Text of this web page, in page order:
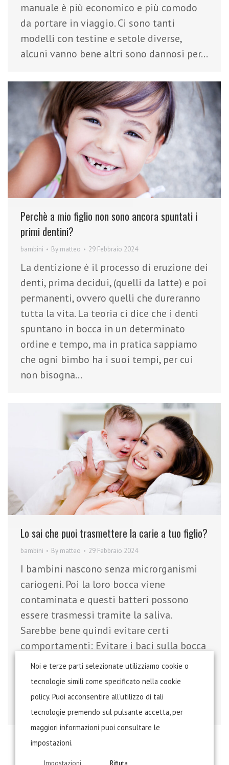
manuale è più economico e più comodo
da portare in viaggio. Ci sono tanti
modelli con testine e setole diverse,
alcuni vanno bene altri sono dannosi per…
Perchè a mio figlio non sono ancora spuntati i
primi dentini?
bambini By matteo 29 Febbraio 2024
La dentizione è il processo di eruzione dei
denti, prima decidui, (quelli da latte) e poi
permanenti, ovvero quelli che dureranno
tutta la vita. La teoria ci dice che i denti
spuntano in bocca in un determinato
ordine e tempo, ma in pratica sappiamo
che ogni bimbo ha i suoi tempi, per cui
non bisogna…
Lo sai che puoi trasmettere la carie a tuo figlio?
bambini By matteo 29 Febbraio 2024
I bambini nascono senza microrganismi
cariogeni. Poi la loro bocca viene
contaminata e questi batteri possono
essere trasmessi tramite la saliva.
Sarebbe bene quindi evitare certi
comportamenti: Evitare i baci sulla bocca
Usare ognuno le proprie posate Pulire il
ciuccio con l’acqua e non con la saliva
dell’adulto Leccare il gelato del bambino
È molto…
Noi e terze parti selezionate utilizziamo cookie o
tecnologie simili come specificato nella cookie
policy. Puoi acconsentire all’utilizzo di tali
tecnologie premendo sul pulsante accetta, per
maggiori informazioni puoi consultare le
impostazioni.
Impostazioni Rifiuta